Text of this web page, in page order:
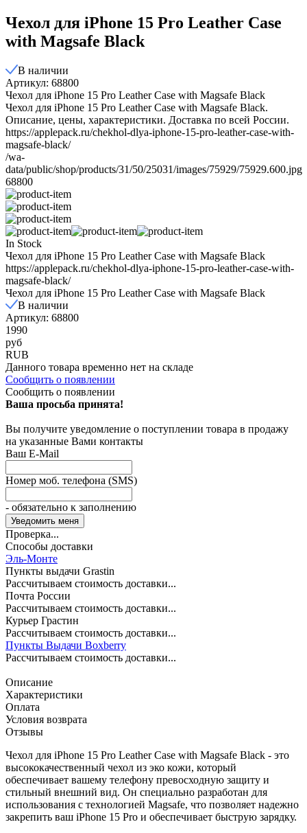
Чехол для iPhone 15 Pro Leather Case
with Magsafe Black
В наличии
Артикул: 68800
Чехол для iPhone 15 Pro Leather Case with Magsafe Black
Чехол для iPhone 15 Pro Leather Case with Magsafe Black.
Описание, цены, характеристики. Доставка по всей России.
https://applepack.ru/chekhol-dlya-iphone-15-pro-leather-case-with-
magsafe-black/
/wa-
data/public/shop/products/31/50/25031/images/75929/75929.600.jpg
68800
In Stock
Чехол для iPhone 15 Pro Leather Case with Magsafe Black
https://applepack.ru/chekhol-dlya-iphone-15-pro-leather-case-with-
magsafe-black/
Чехол для iPhone 15 Pro Leather Case with Magsafe Black
В наличии
Артикул: 68800
1990
руб
RUB
Данного товара временно нет на складе
Сообщить о появлении
Сообщить о появлении
Ваша просьба принята!
Вы получите уведомление о поступлении товара в продажу
на указанные Вами контакты
Ваш E-Mail
Номер моб. телефона (SMS)
- обязательно к заполнению
Проверка...
Способы доставки
Эль-Монте
Пункты выдачи Grastin
Рассчитываем стоимость доставки...
Почта России
Рассчитываем стоимость доставки...
Курьер Грастин
Рассчитываем стоимость доставки...
Пункты Выдачи Boxberry
Рассчитываем стоимость доставки...
Описание
Характеристики
Оплата
Условия возврата
Отзывы
Чехол для iPhone 15 Pro Leather Case with Magsafe Black - это
высококачественный чехол из эко кожи, который
обеспечивает вашему телефону превосходную защиту и
стильный внешний вид. Он специально разработан для
использования с технологией Magsafe, что позволяет надежно
закрепить ваш iPhone 15 Pro и обеспечивает быструю зарядку.